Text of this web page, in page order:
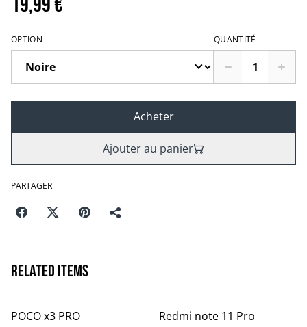
OPTION QUANTITÉ
Acheter
Ajouter au panier
PARTAGER
Related items
POCO x3 PRO Redmi note 11 Pro